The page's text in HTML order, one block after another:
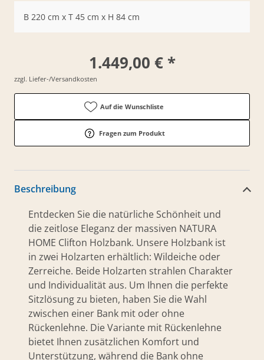
B 220 cm x T 45 cm x H 84 cm
1.449,00 € *
zzgl. Liefer-/Versandkosten
Auf die Wunschliste
Fragen zum Produkt
Beschreibung
Entdecken Sie die natürliche Schönheit und
die zeitlose Eleganz der massiven NATURA
HOME Clifton Holzbank. Unsere Holzbank ist
in zwei Holzarten erhältlich: Wildeiche oder
Zerreiche. Beide Holzarten strahlen Charakter
und Individualität aus. Um Ihnen die perfekte
Sitzlösung zu bieten, haben Sie die Wahl
zwischen einer Bank mit oder ohne
Rückenlehne. Die Variante mit Rückenlehne
bietet Ihnen zusätzlichen Komfort und
Unterstützung, während die Bank ohne